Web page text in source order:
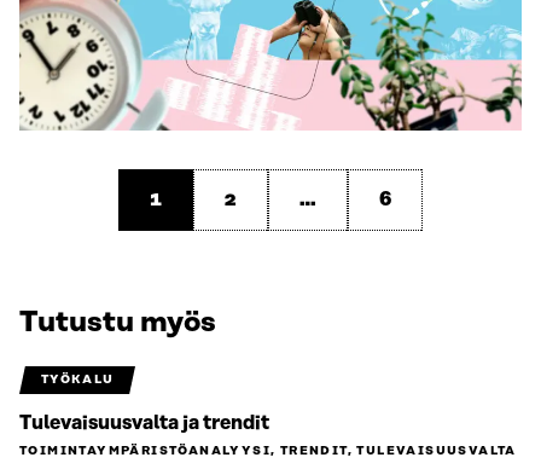
1 2 … 6
Tutustu myös
TYÖKALU
Tulevaisuusvalta ja trendit
TOIMINTAYMPÄRISTÖ­ANALYYSI, TRENDIT, TULEVAISUUSVALTA